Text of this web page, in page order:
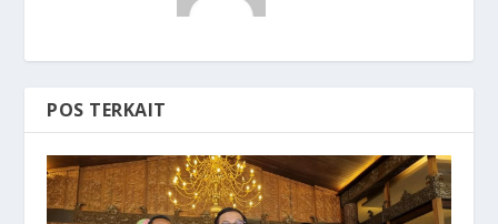
POS TERKAIT